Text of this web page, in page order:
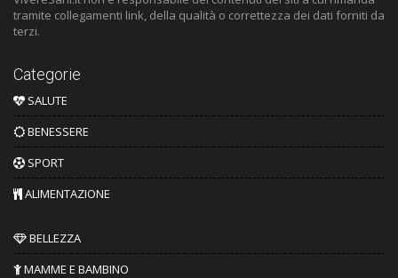
tramite collegamenti link, della qualità o correttezza dei dati forniti da
terzi.
Categorie
SALUTE
BENESSERE
SPORT
ALIMENTAZIONE
BELLEZZA
MAMME E BAMBINO